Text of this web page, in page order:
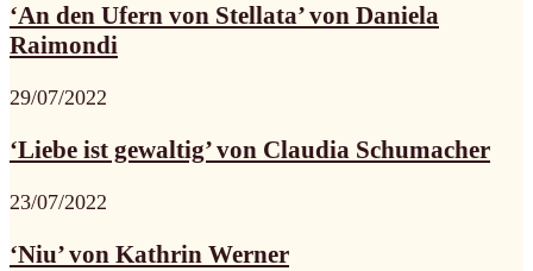
‘An den Ufern von Stellata’ von Daniela
Raimondi
29/07/2022
‘Liebe ist gewaltig’ von Claudia Schumacher
23/07/2022
‘Niu’ von Kathrin Werner